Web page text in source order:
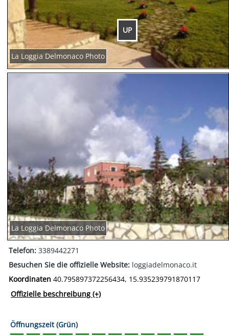
UP
La Loggia Delmonaco Photo
La Loggia Delmonaco Photo
Telefon: 3389442271
Besuchen Sie die offizielle Website: loggiadelmonaco.it
Koordinaten 40.795897372256434, 15.935239791870117
Offizielle beschreibung (+)
Öffnungszeit (Grün)